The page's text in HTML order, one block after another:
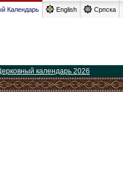
Календарь English Српска
календарь 2026